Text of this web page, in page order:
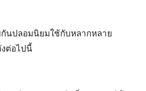
กันปลอมนิยมใช้กับหลากหลาย
ต่อไปนี้